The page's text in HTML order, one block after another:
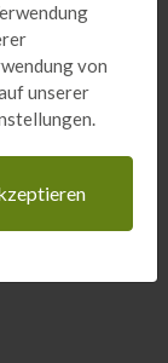
von
unserer